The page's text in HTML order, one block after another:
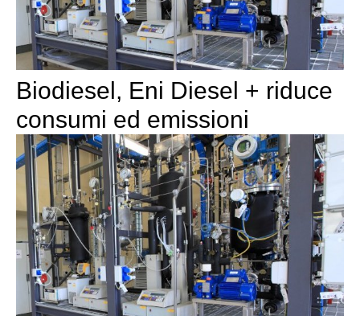
Biodiesel, Eni Diesel + riduce
consumi ed emissioni